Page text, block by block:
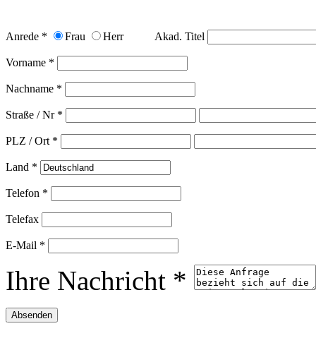
Anrede * Frau Herr Akad. Titel
Vorname *
Nachname *
Straße / Nr *
PLZ / Ort *
Land *
Telefon *
Telefax
E-Mail *
Ihre Nachricht *